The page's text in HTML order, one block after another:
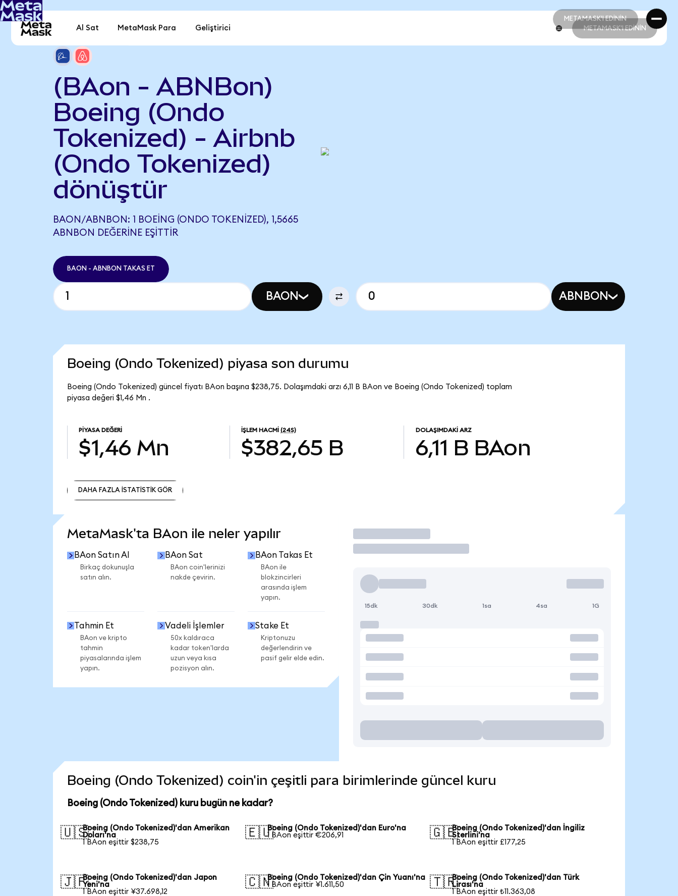
METAMASK'I EDİNİN
METAMASK'I EDİNİN
Al Sat MetaMask Para Geliştirici METAMASK'I EDİNİN
(BAon - ABNBon)
Boeing (Ondo
Tokenized) - Airbnb
(Ondo Tokenized)
dönüştür
BAON/ABNBON: 1 BOEING (ONDO TOKENIZED), 1,5665
ABNBON DEĞERINE EŞITTIR
BAON - ABNBON TAKAS ET
BAON ABNBON
Boeing (Ondo Tokenized) piyasa son durumu
Boeing (Ondo Tokenized) güncel fiyatı BAon başına $238,75. Dolaşımdaki arzı 6,11 B BAon ve Boeing (Ondo Tokenized) toplam
piyasa değeri $1,46 Mn .
PIYASA DEĞERI
$1,46 Mn
İŞLEM HACMI (24S)
$382,65 B
DOLAŞIMDAKI ARZ
6,11 B BAon
DAHA FAZLA İSTATİSTİK GÖR
MetaMask'ta BAon ile neler yapılır
BAon Satın Al
Birkaç dokunuşla
satın alın.
BAon Sat
BAon coin'lerinizi
nakde çevirin.
BAon Takas Et
BAon ile
blokzincirleri
arasında işlem
yapın.
Tahmin Et
BAon ve kripto
tahmin
piyasalarında işlem
yapın.
Vadeli İşlemler
50x kaldıraca
kadar token'larda
uzun veya kısa
pozisyon alın.
Stake Et
Kriptonuzu
değerlendirin ve
pasif gelir elde edin.
İşlem Yap
15dk 30dk 1sa 4sa 1G
Boeing (Ondo Tokenized) coin'in çeşitli para birimlerinde güncel kuru
Boeing (Ondo Tokenized) kuru bugün ne kadar?
🇺🇸Boeing (Ondo Tokenized)'dan Amerikan
Doları'na
1 BAon eşittir $238,75
🇪🇺Boeing (Ondo Tokenized)'dan Euro'na
1 BAon eşittir €206,91
🇬🇧Boeing (Ondo Tokenized)'dan İngiliz
Sterlini'na
1 BAon eşittir £177,25
🇯🇵Boeing (Ondo Tokenized)'dan Japon
Yeni'na
1 BAon eşittir ¥37.698,12
🇨🇳Boeing (Ondo Tokenized)'dan Çin Yuanı'na
1 BAon eşittir ¥1.611,50
🇹🇷Boeing (Ondo Tokenized)'dan Türk
Lirası'na
1 BAon eşittir ₺11.363,08